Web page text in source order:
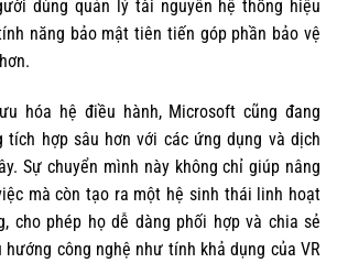
dùng quản lý tài nguyên hệ thống hiệu
năng bảo mật tiên tiến góp phần bảo vệ
hóa hệ điều hành, Microsoft cũng đang
tích hợp sâu hơn với các ứng dụng và dịch
Sự chuyển mình này không chỉ giúp nâng
mà còn tạo ra một hệ sinh thái linh hoạt
cho phép họ dễ dàng phối hợp và chia sẻ
công nghệ như tính khả dụng của VR